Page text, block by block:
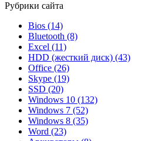
Рубрики сайта
Bios (14)
Bluetooth (8)
Excel (11)
HDD (жесткий диск) (43)
Office (26)
Skype (19)
SSD (20)
Windows 10 (132)
Windows 7 (52)
Windows 8 (35)
Word (23)